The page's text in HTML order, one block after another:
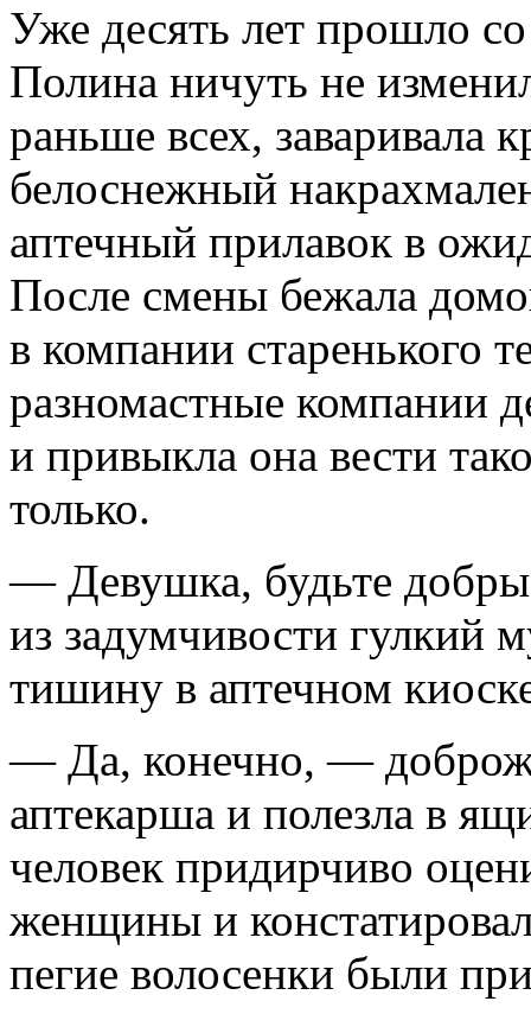
Уже десять лет прошло
Полина ничуть не
раньше всех, заваривала
белоснежный
аптечный прилавок в
После смены бежала
в компании старенького
разномастные компании
и привыкла она вести
только.
— Девушка, будьте
из задумчивости гулкий
тишину в аптечном
— Да, конечно, —
аптекарша и полезла в
человек придирчиво
женщины и
пегие волосенки были